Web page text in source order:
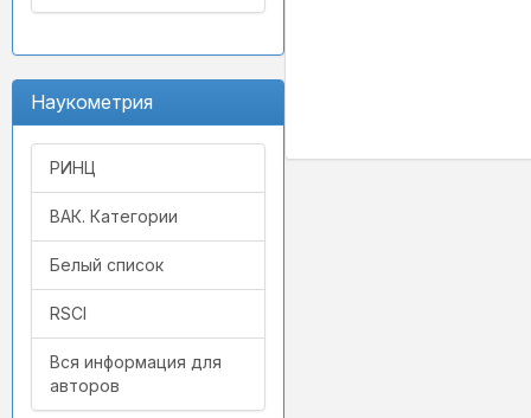
Наукометрия
РИНЦ
ВАК. Категории
Белый список
RSCI
Вся информация для
авторов